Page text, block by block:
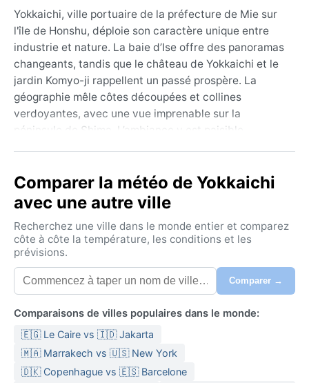
Yokkaichi, ville portuaire de la préfecture de Mie sur
l'île de Honshu, déploie son caractère unique entre
industrie et nature. La baie d’Ise offre des panoramas
changeants, tandis que le château de Yokkaichi et le
jardin Komyo-ji rappellent un passé prospère. La
géographie mêle côtes découpées et collines
verdoyantes, avec une vue imprenable sur la
péninsule de Shima. L’ambiance y est paisible,
Köppen Cfa). Les étés sont chauds et très humides,
avec des températures dépassant souvent 30 °C et
des pluies abondantes, surtout en juin lors de la
saison des pluies (tsuyu). Les hivers restent doux,
rarement sous 0 °C, avec des maximales autour de 10
°C et peu de neige. Les précipitations sont réparties
toute l’année, l’humidité quasi constante. Pour
imperméable en été, une veste chaude pour l’hiver, et
un parapluie toujours à portée de main.
La meilleure période pour visiter est le printemps
(mars à mai), quand les cerisiers fleurissent et que
Comparer la météo de Yokkaichi
avec une autre ville
Recherchez une ville dans le monde entier et comparez
côte à côte la température, les conditions et les
prévisions.
Comparer →
Comparaisons de villes populaires dans le monde:
🇪🇬 Le Caire vs 🇮🇩 Jakarta
🇲🇦 Marrakech vs 🇺🇸 New York
🇩🇰 Copenhague vs 🇪🇸 Barcelone